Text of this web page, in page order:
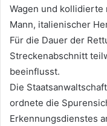
Wagen und kollidierte
Mann, italienischer
Für die Dauer der
Streckenabschnitt
beeinflusst.
Die
ordnete die
Erkennungsdienstes